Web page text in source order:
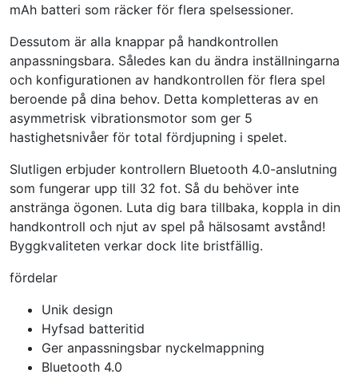
mAh batteri som räcker för flera spelsessioner.
Dessutom är alla knappar på handkontrollen
anpassningsbara. Således kan du ändra inställningarna
och konfigurationen av handkontrollen för flera spel
beroende på dina behov. Detta kompletteras av en
asymmetrisk vibrationsmotor som ger 5
hastighetsnivåer för total fördjupning i spelet.
Slutligen erbjuder kontrollern Bluetooth 4.0-anslutning
som fungerar upp till 32 fot. Så du behöver inte
anstränga ögonen. Luta dig bara tillbaka, koppla in din
handkontroll och njut av spel på hälsosamt avstånd!
Byggkvaliteten verkar dock lite bristfällig.
fördelar
Unik design
Hyfsad batteritid
Ger anpassningsbar nyckelmappning
Bluetooth 4.0